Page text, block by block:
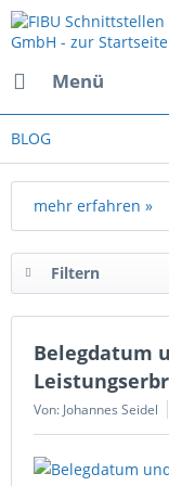
Menü
BLOG
mehr erfahren »
Filtern
Belegdatum
Von: Johannes Seidel